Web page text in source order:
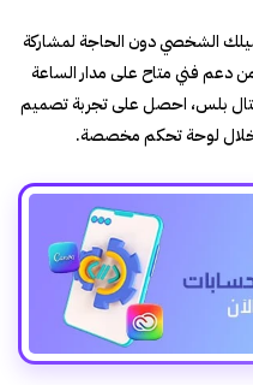
الشخصي دون الحاجة لمشاركة
دعم فني متاح على مدار الساعة
بلس، احصل على تجربة تصميم
خلال لوحة تحكم مخصصة.